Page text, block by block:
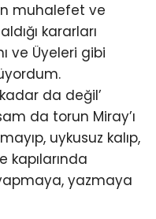
muhalefet ve
kararları
ve Üyeleri gibi
da değil’
da torun Miray’ı
uykusuz kalıp,
kapılarında
yazmaya